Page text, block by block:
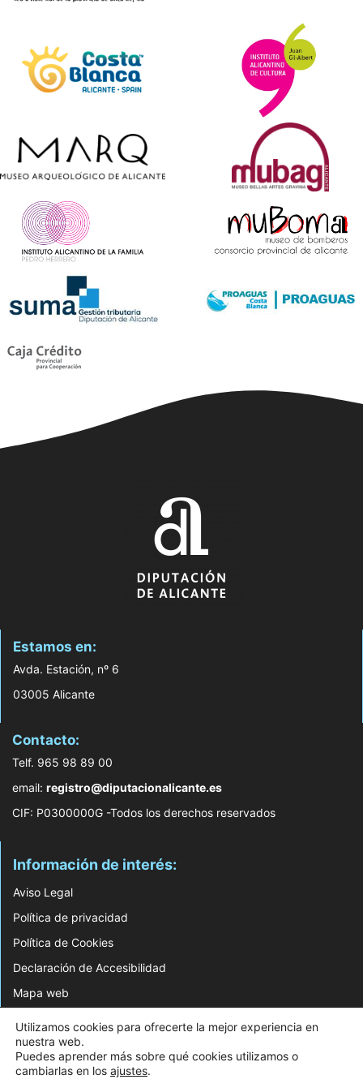
Estamos en:
Avda. Estación, nº 6
03005 Alicante
Contacto:
Telf. 965 98 89 00
email: registro@diputacionalicante.es
CIF: P0300000G -Todos los derechos reservados
Información de interés:
Aviso Legal
Política de privacidad
Política de Cookies
Declaración de Accesibilidad
Mapa web
© 2026 Web Desarrollada por el Servicio de Informática de Diputación de
Utilizamos cookies para ofrecerte la mejor experiencia en
nuestra web.
Puedes aprender más sobre qué cookies utilizamos o
cambiarlas en los ajustes.